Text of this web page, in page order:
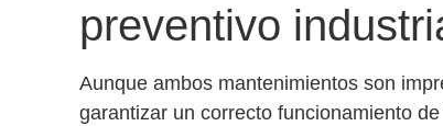
preventivo
Aunque ambos mantenimientos son
garantizar un correcto funcionamiento